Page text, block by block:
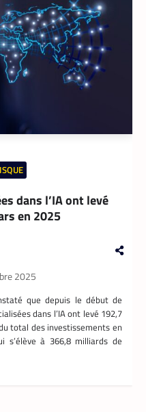
dans l’IA ont levé
en 2025
2025
que depuis le début de
dans l’IA ont levé 192,7
total des investissements en
s’élève à 366,8 milliards de
coursiers-
comme l’un
La soixantaine
Delpech
des coursiers-
en Côte d’Ivoire.
logement de
sonne. La suite